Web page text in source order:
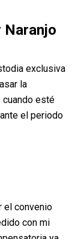
Naranjo
exclusiva
la
cuando esté
el periodo
el convenio
con mi